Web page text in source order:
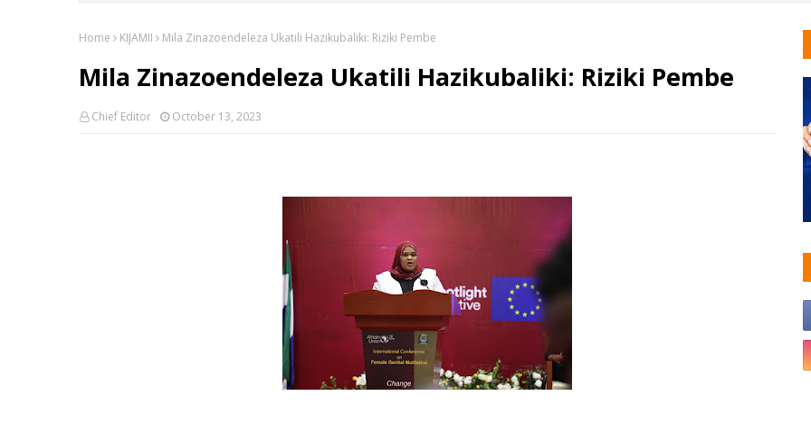
Home KIJAMII Mila Zinazoendeleza Ukatili Hazikubaliki: Riziki Pembe
Mila Zinazoendeleza Ukatili Hazikubaliki: Riziki Pembe
Chief Editor October 13, 2023